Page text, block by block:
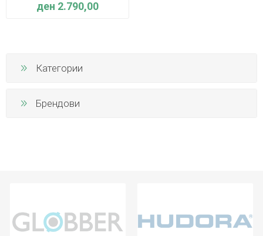
ден 2.790,00
Категории
Брендови